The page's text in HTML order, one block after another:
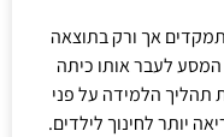
אך ורק בתוצאה
המסע לעבר אותו כיתה
תהליך הלמידה על פני
יותר לחינוך לילדים.